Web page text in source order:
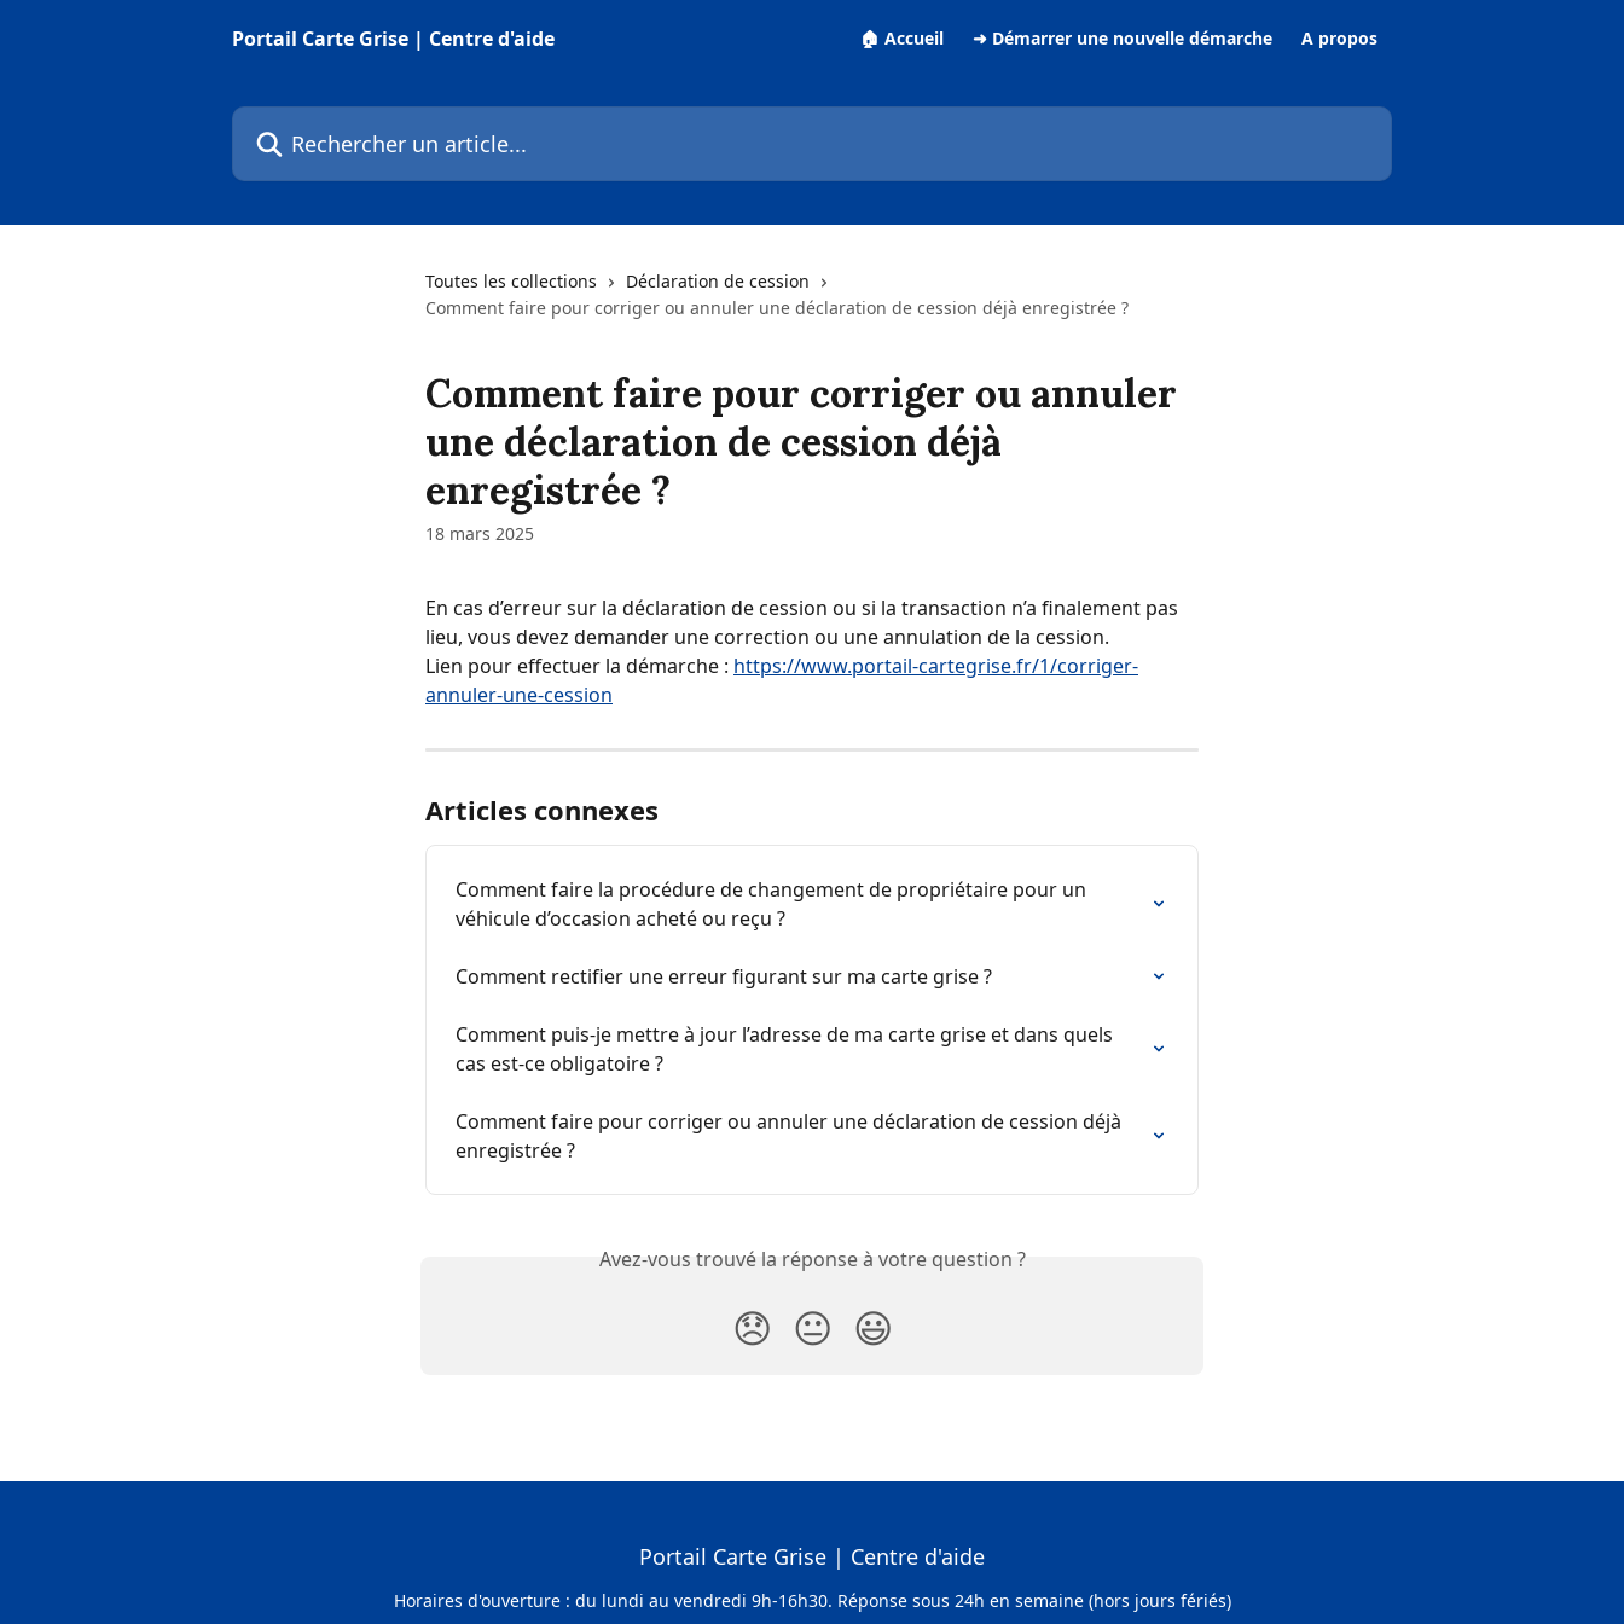
Portail Carte Grise | Centre d'aide
🏠 Accueil ➜ Démarrer une nouvelle démarche A propos
Rechercher un article...
Toutes les collections
Déclaration de cession
Comment faire pour corriger ou annuler une déclaration de cession déjà enregistrée ?
Comment faire pour corriger ou annuler
une déclaration de cession déjà
enregistrée ?
18 mars 2025
En cas d’erreur sur la déclaration de cession ou si la transaction n’a finalement pas
lieu, vous devez demander une correction ou une annulation de la cession.
Lien pour effectuer la démarche : https://www.portail-cartegrise.fr/1/corriger-
annuler-une-cession
Articles connexes
Comment faire la procédure de changement de propriétaire pour un
véhicule d’occasion acheté ou reçu ?
Comment rectifier une erreur figurant sur ma carte grise ?
Comment puis-je mettre à jour l’adresse de ma carte grise et dans quels
cas est-ce obligatoire ?
Comment faire pour corriger ou annuler une déclaration de cession déjà
enregistrée ?
Avez-vous trouvé la réponse à votre question ?
😞 😐 😃
Portail Carte Grise | Centre d'aide
Horaires d'ouverture : du lundi au vendredi 9h-16h30. Réponse sous 24h en semaine (hors jours fériés)